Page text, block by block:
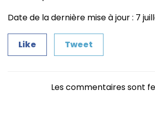
Date de la dernière mise à jour : 7
Like Tweet
Les commentaires sont